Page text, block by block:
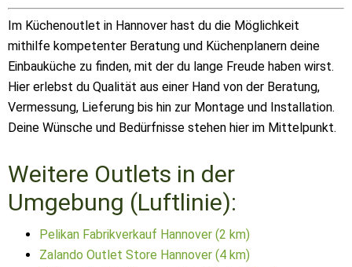
Im Küchenoutlet in Hannover hast du die Möglichkeit
mithilfe kompetenter Beratung und Küchenplanern deine
Einbauküche zu finden, mit der du lange Freude haben wirst.
Hier erlebst du Qualität aus einer Hand von der Beratung,
Vermessung, Lieferung bis hin zur Montage und Installation.
Deine Wünsche und Bedürfnisse stehen hier im Mittelpunkt.
Weitere Outlets in der
Umgebung (Luftlinie):
Pelikan Fabrikverkauf Hannover (2 km)
Zalando Outlet Store Hannover (4 km)